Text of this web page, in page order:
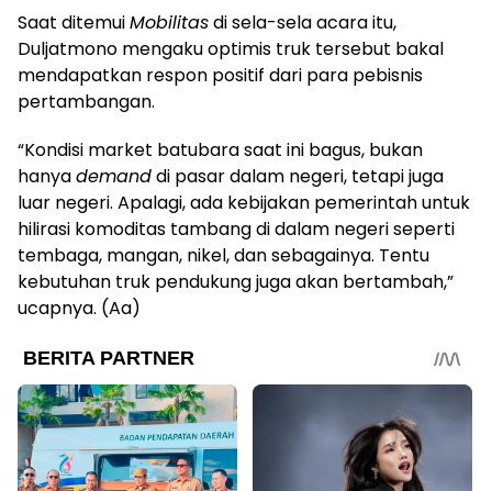
Saat ditemuiMobilitasdi sela-sela acara itu,
Duljatmono mengaku optimis truk tersebut bakal
mendapatkan respon positif dari para pebisnis
pertambangan.
“Kondisi market batubara saat ini bagus, bukan
hanyademanddi pasar dalam negeri, tetapi juga
luar negeri. Apalagi, ada kebijakan pemerintah untuk
hilirasi komoditas tambang di dalam negeri seperti
tembaga, mangan, nikel, dan sebagainya. Tentu
kebutuhan truk pendukung juga akan bertambah,”
ucapnya. (Aa)